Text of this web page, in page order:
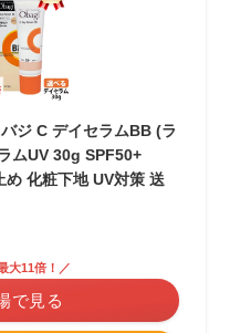
ジ C デイセラムBB (ラ
ムUV 30g SPF50+
め 化粧下地 UV対策 送
大11倍！／
で見る